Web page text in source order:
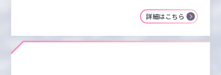
詳細はこちら